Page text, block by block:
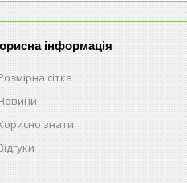
інформація
сітка
знати